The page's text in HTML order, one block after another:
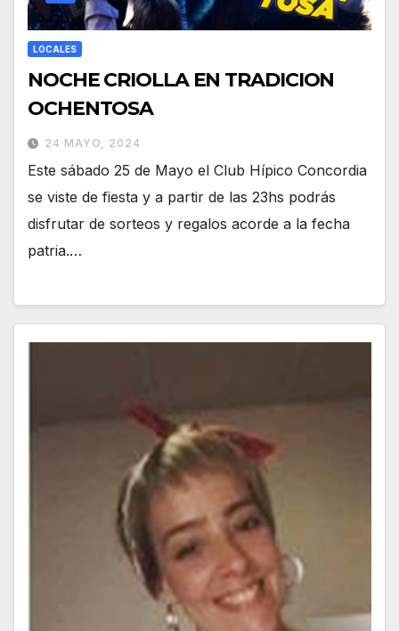
LOCALES
NOCHE CRIOLLA EN TRADICION
OCHENTOSA
24 MAYO, 2024
Este sábado 25 de Mayo el Club Hípico Concordia
se viste de fiesta y a partir de las 23hs podrás
disfrutar de sorteos y regalos acorde a la fecha
patria.…